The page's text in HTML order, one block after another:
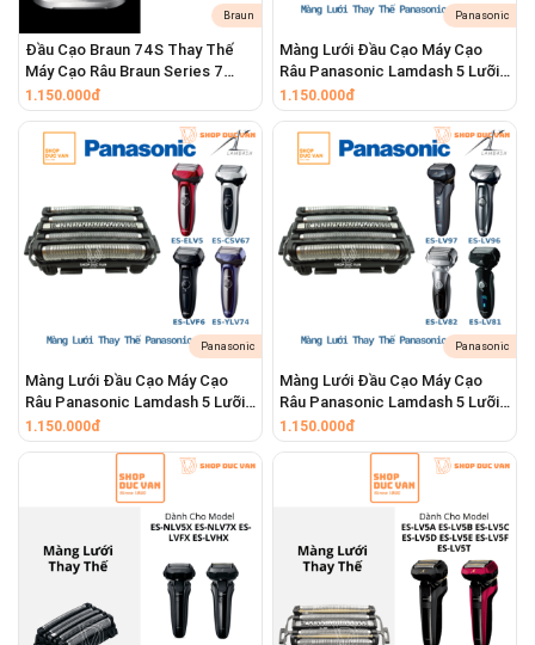
Braun
Đầu Cạo Braun 74S Thay Thế
Máy Cạo Râu Braun Series 7
7120s 7125s 7127cs 7171cc
7177cc 7175cc
1.150.000đ
Panasonic
Màng Lưới Đầu Cạo Máy Cạo
Râu Panasonic Lamdash 5 Lưỡi
ES-LV50 ES-LV52 ES-LV53 ES-
LV54 ES-LV56 ES-LV61 ES-LV64
ES-LV65 ES-LV67 ES-LV70 ES-
LV72 ES-LV74 ES-LV76
1.150.000đ
Panasonic
Màng Lưới Đầu Cạo Máy Cạo
Râu Panasonic Lamdash 5 Lưỡi
ES-CLV56 ES-CLV76 ES-CLV86
ES-CLV96 ES-ELV5 ES-ELV7 ES-
ELV8 ES-ELV9 ES-FSV6 ES-LVF6
ES-LVK8 ES-YLV74 ES-SV61 ES-
1.150.000đ
Panasonic
Màng Lưới Đầu Cạo Máy Cạo
Râu Panasonic Lamdash 5 Lưỡi
ES-LV80 ES-LV81 ES-LV82 ES-
LV90 ES-LV92 ES-LV94 ES-LV95
1.150.000đ